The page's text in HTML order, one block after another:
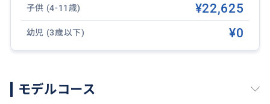
子供 (4-11歳) ¥22,625
幼児 (3歳以下) ¥0
モデルコース